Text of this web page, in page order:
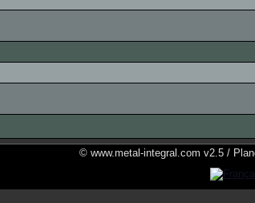
© www.metal-integral.com v2.5 /